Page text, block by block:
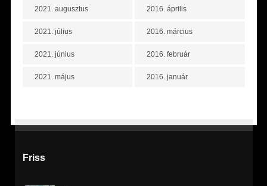
2021. augusztus
2021. július
2021. június
2021. május
2016. április
2016. március
2016. február
2016. január
Friss